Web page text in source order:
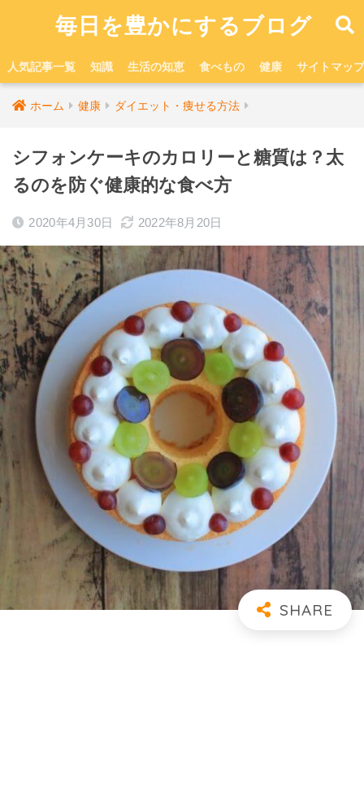
毎日を豊かにするブログ
人気記事一覧 知識 生活の知恵 食べもの 健康 サイトマップ
ホーム 健康 ダイエット・痩せる方法
シフォンケーキのカロリーと糖質は？太
るのを防ぐ健康的な食べ方
2020年4月30日 2022年8月20日